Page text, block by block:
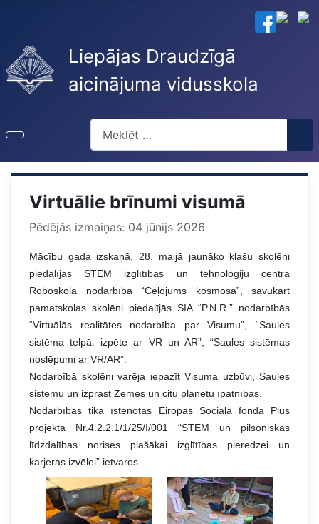
Liepājas Draudzīgā
aicinājuma vidusskola
Virtuālie brīnumi visumā
Pēdējās izmaiņas: 04 jūnijs 2026
Mācību gada izskaņā, 28. maijā jaunāko klašu skolēni
piedalījās STEM izglītības un tehnoloģiju centra
Roboskola nodarbībā “Ceļojums kosmosā”, savukārt
pamatskolas skolēni piedalījās SIA “P.N.R.” nodarbībās
“Virtuālās realitātes nodarbība par Visumu”, “Saules
sistēma telpā: izpēte ar VR un AR”, “Saules sistēmas
noslēpumi ar VR/AR”.
Nodarbībā skolēni varēja iepazīt Visuma uzbūvi, Saules
sistēmu un izprast Zemes un citu planētu īpatnības.
Nodarbības tika īstenotas Eiropas Sociālā fonda Plus
projekta Nr.4.2.2.1/1/25/I/001 “STEM un pilsoniskās
līdzdalības norises plašākai izglītības pieredzei un
karjeras izvēlei” ietvaros.